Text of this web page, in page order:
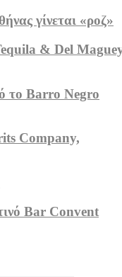
γίνεται «ροζ»
& Del
το Barro Negro
Company,
Bar Convent